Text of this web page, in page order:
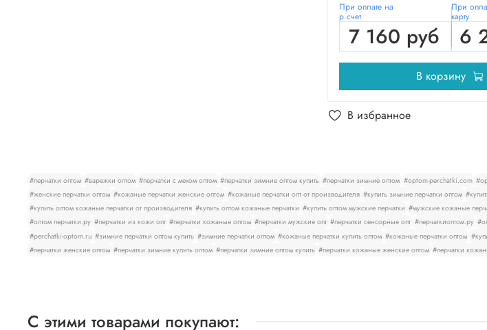
При оплате на
р.счет
7 160 руб
При
карту
6
В корзину
В избранное
#перчатки оптом #варежки оптом #перчатки с мехом оптом #перчатки зимние оптом купить #перчатки зимние оптом #optom-perchatki.com
#женские перчатки оптом #кожаные перчатки женские оптом #кожаные перчатки опт от производителя #купить зимние перчатки оптом
#купить оптом кожаные перчатки от производителя #купить оптом кожаные перчатки #купить оптом мужские перчатки #мужские кожаные
#оптом перчатки.ру #перчатки из кожи опт #перчатки кожаные оптом #перчатки мужские опт #перчатки сенсорные опт #перчаткиоптом.ру
#perchatki-optom.ru #зимние перчатки оптом купить #зимние перчатки оптом #кожаные перчатки купить оптом #кожаные перчатки оптом
#перчатки женские оптом #перчатки зимние купить оптом #перчатки зимние оптом купить #перчатки кожаные женские оптом #перчатки
С этими товарами покупают: